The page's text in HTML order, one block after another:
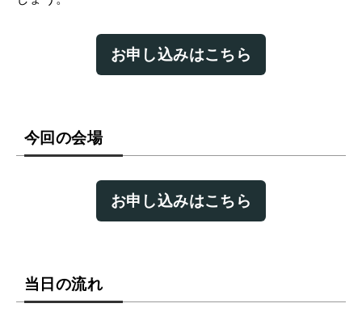
お申し込みはこちら
今回の会場
お申し込みはこちら
当日の流れ